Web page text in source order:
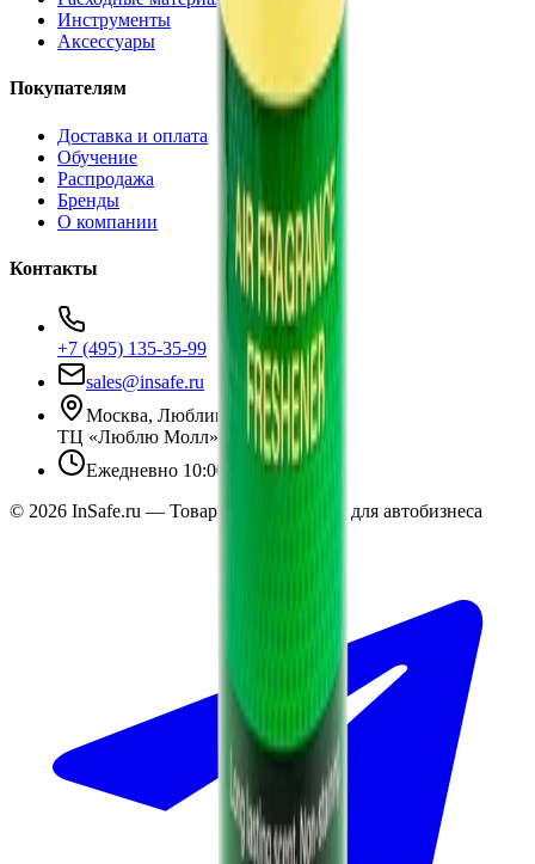
Инструменты
Аксессуары
Покупателям
Доставка и оплата
Обучение
Распродажа
Бренды
О компании
Контакты
+7 (495) 135-35-99
sales@insafe.ru
Москва, Люблинская ул., 153.
ТЦ «Люблю Молл», -1 уровень
Ежедневно 10:00 — 19:00
© 2026 InSafe.ru — Товары и технологии для автобизнеса